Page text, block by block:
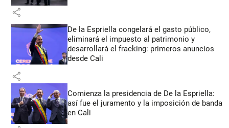
share
De la Espriella congelará el gasto público,
eliminará el impuesto al patrimonio y
desarrollará el fracking: primeros anuncios
desde Cali
share
Comienza la presidencia de De la Espriella:
así fue el juramento y la imposición de banda
en Cali